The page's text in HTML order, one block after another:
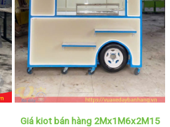
Giá kiot bán hàng 2Mx1M6x2M15